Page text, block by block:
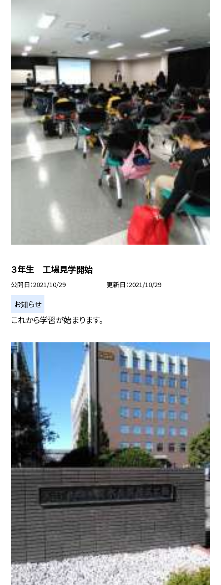
３年生 工場見学開始
公開日 2021/10/29 更新日 2021/10/29
お知らせ
これから学習が始まります。